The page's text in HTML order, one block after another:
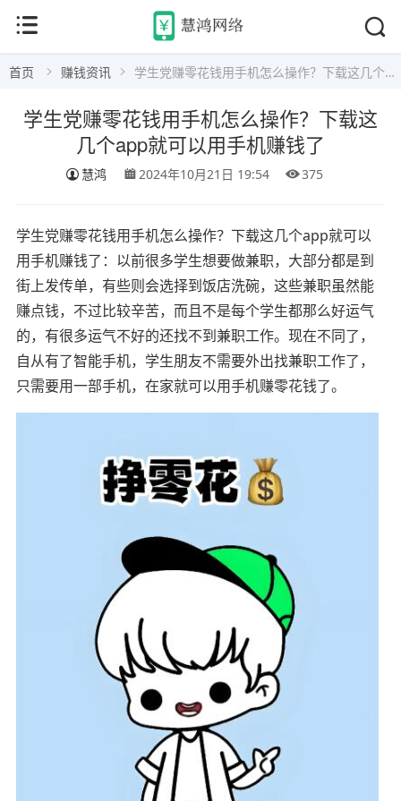
首页 赚钱资讯 学生党赚零花钱用手机怎么操作？下载这几个app就可以用手机赚钱了
学生党赚零花钱用手机怎么操作？下载这
几个app就可以用手机赚钱了
慧鸿 2024年10月21日 19:54 375
学生党赚零花钱用手机怎么操作？下载这几个app就可以
用手机赚钱了：以前很多学生想要做兼职，大部分都是到
街上发传单，有些则会选择到饭店洗碗，这些兼职虽然能
赚点钱，不过比较辛苦，而且不是每个学生都那么好运气
的，有很多运气不好的还找不到兼职工作。现在不同了，
自从有了智能手机，学生朋友不需要外出找兼职工作了，
只需要用一部手机，在家就可以用手机赚零花钱了。